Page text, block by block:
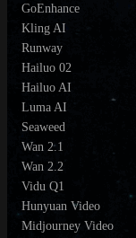
GoEnhance
Kling AI
Runway
Hailuo 02
Hailuo AI
Luma AI
Seaweed
Wan 2.1
Wan 2.2
Vidu Q1
Hunyuan Video
Midjourney Video